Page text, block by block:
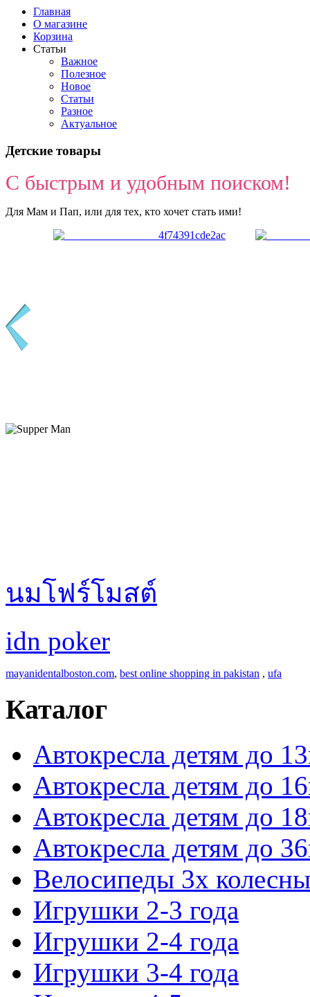
Главная
О магазине
Корзина
Статьи
Важное
Полезное
Новое
Статьи
Разное
Актуальное
Детские товары
С быстрым и удобным поиском!
Для Мам и Пап, или для тех, кто хочет стать ими!
นมโฟร์โมสต์
idn poker
mayanidentalboston.com, best online shopping in pakistan , ufa
Каталог
Автокресла детям до
Автокресла детям до
Автокресла детям до
Автокресла детям до
Велосипеды 3х
Игрушки 2-3 года
Игрушки 2-4 года
Игрушки 3-4 года